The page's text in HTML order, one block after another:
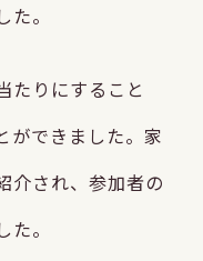
。
たりにすること
ができました。家
介され、参加者の
。